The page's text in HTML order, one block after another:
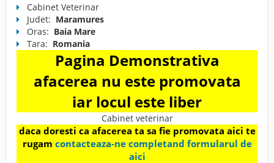
Cabinet Veterinar
Judet: Maramures
Oras: Baia Mare
Tara: Romania
Pagina Demonstrativa
afacerea nu este promovata
iar locul este liber
Cabinet veterinar
daca doresti ca afacerea ta sa fie promovata aici te
rugam contacteaza-ne completand formularul de
aici